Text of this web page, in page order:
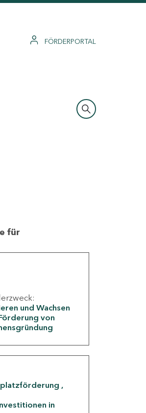
FÖRDERPORTAL
für
und Wachsen
von
in